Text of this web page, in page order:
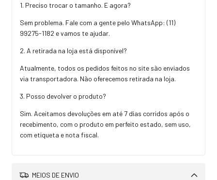
1. Preciso trocar o tamanho. E agora?
Sem problema. Fale com a gente pelo WhatsApp: (11)
99275-1182 e vamos te ajudar.
2. A retirada na loja está disponível?
Atualmente, todos os pedidos feitos no site são enviados
via transportadora. Não oferecemos retirada na loja.
3. Posso devolver o produto?
Sim. Aceitamos devoluções em até 7 dias corridos após o
recebimento, com o produto em perfeito estado, sem uso,
com etiqueta e nota fiscal.
MEIOS DE ENVIO